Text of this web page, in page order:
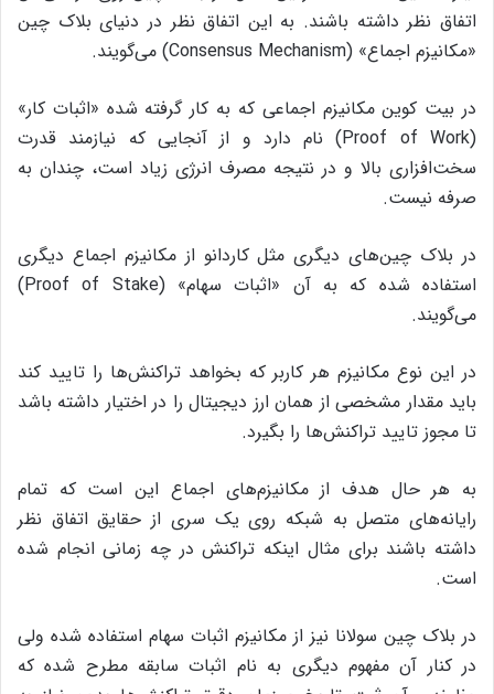
اتفاق نظر داشته باشند. به این اتفاق نظر در دنیای بلاک چین
«مکانیزم اجماع» (Consensus Mechanism) می‌گویند.
در بیت کوین مکانیزم اجماعی که به کار گرفته شده «اثبات کار»
(Proof of Work) نام دارد و از آنجایی که نیازمند قدرت
سخت‌افزاری بالا و در نتیجه مصرف انرژی زیاد است، چندان به
صرفه نیست.
در بلاک چین‌های دیگری مثل کاردانو از مکانیزم اجماع دیگری
استفاده شده که به آن «اثبات سهام» (Proof of Stake)
می‌گویند.
در این نوع مکانیزم هر کاربر که بخواهد تراکنش‌ها را تایید کند
باید مقدار مشخصی از همان ارز دیجیتال را در اختیار داشته باشد
تا مجوز تایید تراکنش‌ها را بگیرد.
به هر حال هدف از مکانیزم‌های اجماع این است که تمام
رایانه‌های متصل به شبکه روی یک سری از حقایق اتفاق نظر
داشته باشند برای مثال اینکه تراکنش در چه زمانی انجام شده
است.
در بلاک چین سولانا نیز از مکانیزم اثبات سهام استفاده شده ولی
در کنار آن مفهوم دیگری به نام اثبات سابقه مطرح شده که